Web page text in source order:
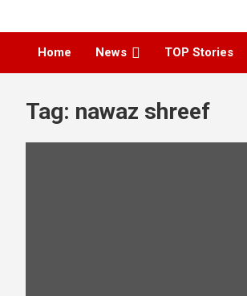
Home News TOP Stories
Tag: nawaz shreef